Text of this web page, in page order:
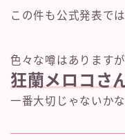
この件も公式発表で
色々な噂はあります
狂蘭メロコさ
一番大切じゃないか